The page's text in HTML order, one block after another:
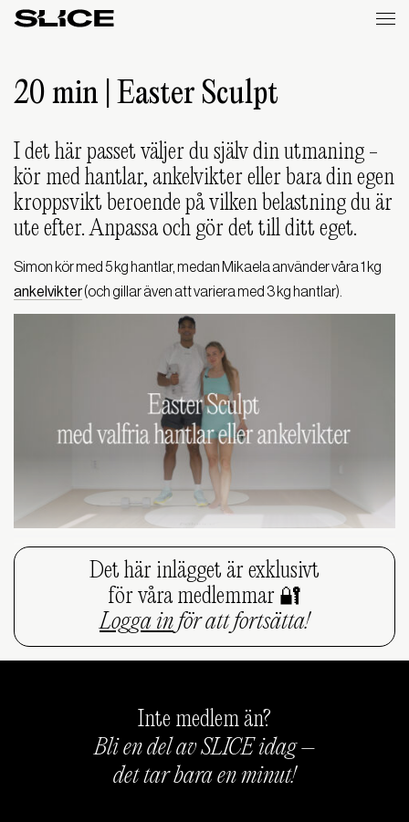
Slice
20 min | Easter Sculpt
I det här passet väljer du själv din utmaning -
kör med hantlar, ankelvikter eller bara din egen
kroppsvikt beroende på vilken belastning du är
ute efter. Anpassa och gör det till ditt eget.
Simon kör med 5 kg hantlar, medan Mikaela använder våra 1 kg
ankelvikter(och gillar även att variera med 3 kg hantlar).
Det här inlägget är exklusivt
för våra medlemmar 🔐
Logga inför att fortsätta!
Inte medlem än?
Bli en del av SLICE idag –
det tar bara en minut!